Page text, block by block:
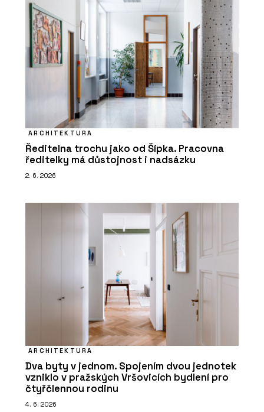
ARCHITEKTURA
Ředitelna trochu jako od Šípka. Pracovna
ředitelky má důstojnost i nadsázku
2. 6. 2026
ARCHITEKTURA
Dva byty v jednom. Spojením dvou jednotek
vzniklo v pražských Vršovicích bydlení pro
čtyřčlennou rodinu
4. 6. 2026